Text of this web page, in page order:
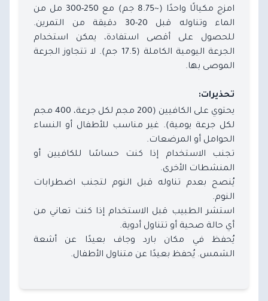
امزج مكيالًا واحدًا (~8.75 جم) مع 250-300 مل من
الماء وتناوله قبل 20-30 دقيقة من التمرين.
للحصول على أقصى استفادة، يمكن استخدام
الجرعة اليومية الكاملة (17.5 جم). لا تتجاوز الجرعة
الموصى بها.
تحذيرات:
يحتوي على الكافيين (200 مجم لكل جرعة، 400 مجم
لكل جرعة يومية). غير مناسب للأطفال أو النساء
الحوامل أو المرضعات.
تجنب الاستخدام إذا كنت حساسًا للكافيين أو
المنشطات الأخرى.
يُنصح بعدم تناوله قبل النوم لتجنب اضطرابات
النوم.
استشر الطبيب قبل الاستخدام إذا كنت تعاني من
أي حالة صحية أو تتناول أدوية.
يُحفظ في مكان بارد وجاف بعيدًا عن أشعة
الشمس. يُحفظ بعيدًا عن متناول الأطفال.